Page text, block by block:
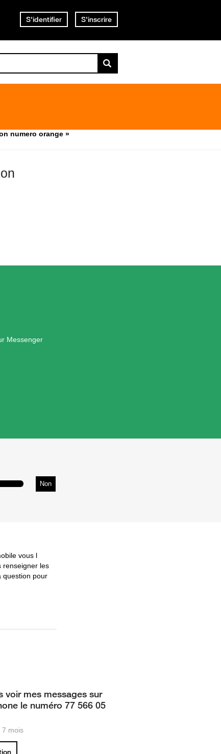
S'identifier S'inscrire
numero orange »
Messenger
Non
vous l
renseigner les
question pour
voir mes messages sur
le numéro 77 566 05
7 mois